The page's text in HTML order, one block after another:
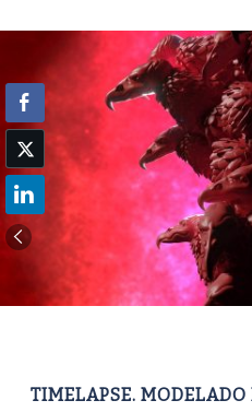
TIMELAPSE.